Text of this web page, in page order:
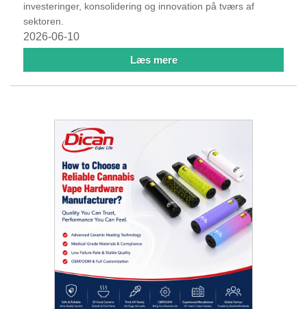
investeringer, konsolidering og innovation på tværs af
sektoren.
2026-06-10
Læs mere